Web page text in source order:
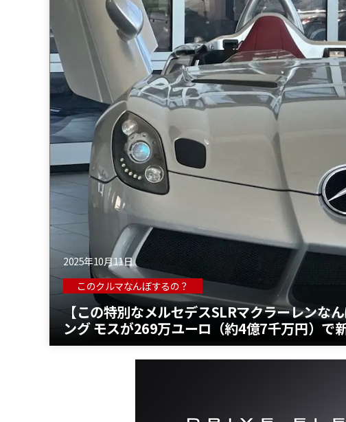
2025年10月11日
このクルマなんぼするの？
【この特別なメルセデスSLRマクラーレンな
ング モスが269万ユーロ（約4億7千万円）で